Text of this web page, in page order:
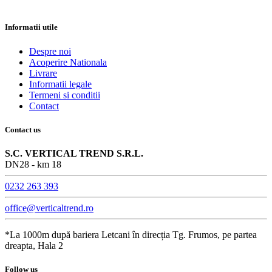
Informatii utile
Despre noi
Acoperire Nationala
Livrare
Informatii legale
Termeni si conditii
Contact
Contact us
S.C. VERTICAL TREND S.R.L.
DN28 - km 18
0232 263 393
office@verticaltrend.ro
*La 1000m după bariera Letcani în direcția Tg. Frumos, pe partea
dreapta, Hala 2
Follow us